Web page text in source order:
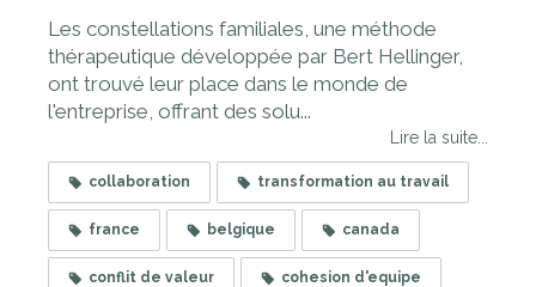
Les constellations familiales, une méthode
thérapeutique développée par Bert Hellinger,
ont trouvé leur place dans le monde de
l'entreprise, offrant des solu...
Lire la suite...
collaboration transformation au travail
france belgique canada
conflit de valeur cohesion d'equipe